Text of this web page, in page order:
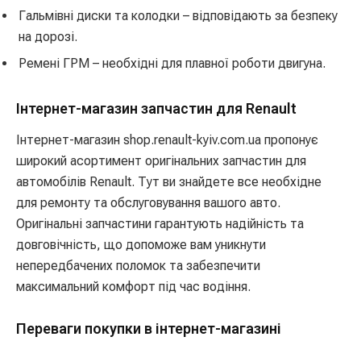
Гальмівні диски та колодки – відповідають за безпеку
на дорозі.
Ремені ГРМ – необхідні для плавної роботи двигуна.
Інтернет-магазин запчастин для Renault
Інтернет-магазин shop.renault-kyiv.com.ua пропонує
широкий асортимент оригінальних запчастин для
автомобілів Renault. Тут ви знайдете все необхідне
для ремонту та обслуговування вашого авто.
Оригінальні запчастини гарантують надійність та
довговічність, що допоможе вам уникнути
непередбачених поломок та забезпечити
максимальний комфорт під час водіння.
Переваги покупки в інтернет-магазині